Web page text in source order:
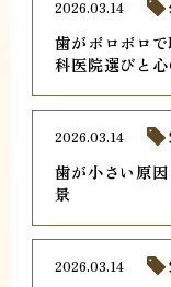
歯がボロボロ
科医院選びと
2026.03.14
歯が小さい原
景
2026.03.14
2026.03.14